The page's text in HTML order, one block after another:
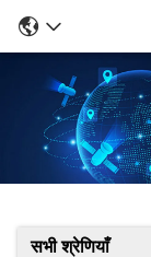
सभी श्रेणियाँ